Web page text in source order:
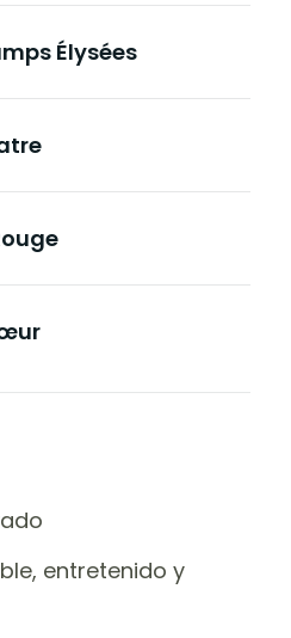
Élysées
entretenido y